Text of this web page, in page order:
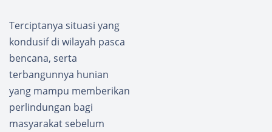
Terciptanya situasi yang
kondusif di wilayah pasca
bencana, serta
terbangunnya hunian
yang mampu memberikan
perlindungan bagi
masyarakat sebelum